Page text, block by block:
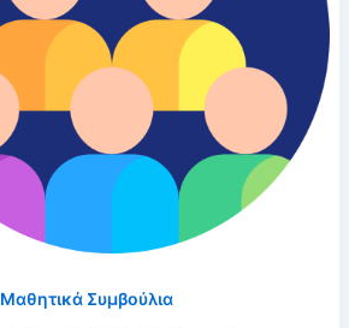
Μαθητικά Συμβούλια